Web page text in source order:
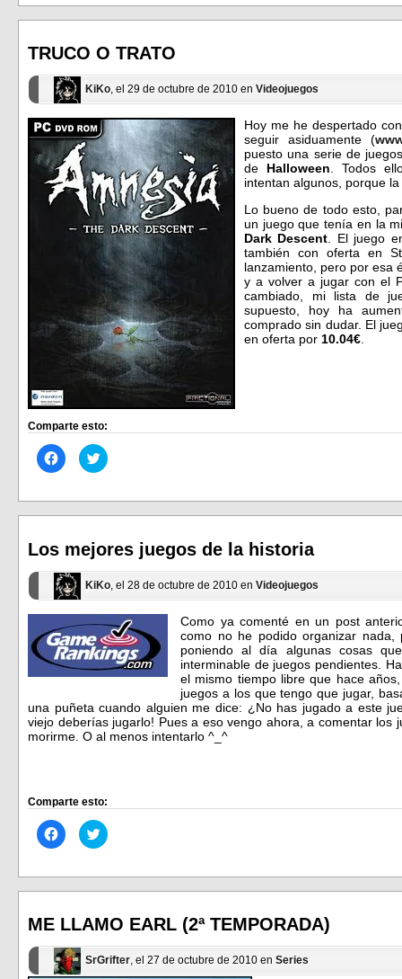
(Se
en
una
nueva)
(Se
en
una
nueva)
TRUCO O TRATO
KiKo, el 29 de octubre de 2010 en Videojuegos
Hoy me he despertado
seguir asiduamente (
puesto una serie de
de Halloween . Todos
intentan algunos, porque
Lo bueno de todo esto,
un juego que tenía en la
Dark Descent . El juego
también con oferta en
lanzamiento, pero por esa
y a volver a jugar con el
cambiado, mi lista de
supuesto, hoy ha
comprado sin dudar. El
en oferta por 10.04€
Comparte esto:
Haz
clic
en
(Se
una
ventana
nueva)
Haz
clic
en
(Se
una
ventana
nueva)
Los mejores juegos de la historia
KiKo , el 28 de octubre de 2010 en Videojuegos
Como ya comenté en un post
como no he podido organizar
poniendo al día algunas cosas
interminable de juegos pendientes.
el mismo tiempo libre que hace
juegos a los que tengo que jugar,
una puñeta cuando alguien me dice: ¿No has jugado a este
viejo deberías jugarlo! Pues a eso vengo ahora, a comentar los
morirme. O al menos intentarlo ^_^
Comparte esto:
Haz
clic
en
(Se
en
una
nueva)
Haz
clic
en
(Se
en
una
nueva)
ME LLAMO EARL (2ª TEMPORADA)
SrGrifter, el 27 de octubre de 2010 en Series